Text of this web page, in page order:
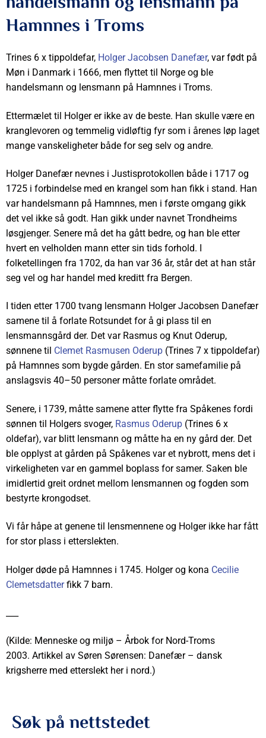
Hamnnes i Troms
Trines 6 x tippoldefar, Holger Jacobsen Danefær, var født på
Møn i Danmark i 1666, men flyttet til Norge og ble
handelsmann og lensmann på Hamnnes i Troms.
Ettermælet til Holger er ikke av de beste. Han skulle være en
kranglevoren og temmelig vidløftig fyr som i årenes løp laget
mange vanskeligheter både for seg selv og andre.
Holger Danefær nevnes i Justisprotokollen både i 1717 og
1725 i forbindelse med en krangel som han fikk i stand. Han
var handelsmann på Hamnnes, men i første omgang gikk
det vel ikke så godt. Han gikk under navnet Trondheims
løsgjenger. Senere må det ha gått bedre, og han ble etter
hvert en velholden mann etter sin tids forhold. I
folketellingen fra 1702, da han var 36 år, står det at han står
seg vel og har handel med kreditt fra Bergen.
I tiden etter 1700 tvang lensmann Holger Jacobsen Danefær
samene til å forlate Rotsundet for å gi plass til en
lensmannsgård der. Det var Rasmus og Knut Oderup,
sønnene til Clemet Rasmusen Oderup (Trines 7 x tippoldefar)
på Hamnnes som bygde gården. En stor samefamilie på
anslagsvis 40–50 personer måtte forlate området.
Senere, i 1739, måtte samene atter flytte fra Spåkenes fordi
sønnen til Holgers svoger, Rasmus Oderup (Trines 6 x
oldefar), var blitt lensmann og måtte ha en ny gård der. Det
ble opplyst at gården på Spåkenes var et nybrott, mens det i
virkeligheten var en gammel boplass for samer. Saken ble
imidlertid greit ordnet mellom lensmannen og fogden som
bestyrte krongodset.
Vi får håpe at genene til lensmennene og Holger ikke har fått
for stor plass i etterslekten.
Holger døde på Hamnnes i 1745. Holger og kona Cecilie
Clemetsdatterfikk 7 barn.
(Kilde: Menneske og miljø – Årbok for Nord-Troms
2003. Artikkel av Søren Sørensen: Danefær – dansk
krigsherre med etterslekt her i nord.)
Søk på nettstedet